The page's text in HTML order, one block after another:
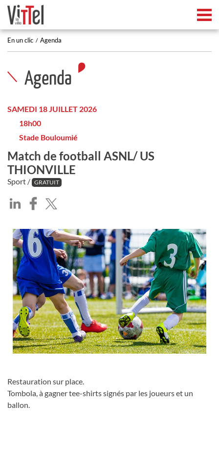
En un clic Agenda
Agenda
SAMEDI 18 JUILLET 2026
18h00
Stade Bouloumié
Match de football ASNL/ US
THIONVILLE
Sport / GRATUIT
Restauration sur place.
Tombola, à gagner tee-shirts signés par les joueurs et un
ballon.